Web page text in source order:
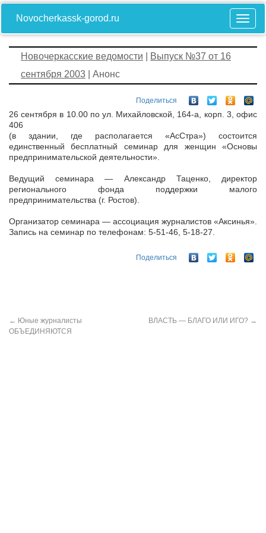
Novocherkassk-gorod.ru
Новочеркасские ведомости
Выпуск №37 от 16
сентября 2003 | Анонс
Поделиться
26 сентября в 10.00 по ул. Михайловской, 164-а, корп. 3, офис
406
(в здании, где располагается «АсСтра») состоится
единственный бесплатный семинар для женщин «Основы
предпринимательской деятельности».
Ведущий семинара — Александр Таценко, директор
регионального фонда поддержки малого
предпринимательства (г. Ростов).
Организатор семинара — ассоциация журналистов «Аксинья».
Запись на семинар по телефонам: 5-51-46, 5-18-27.
Поделиться
← Юные журналисты
ОБЪЕДИНЯЮТСЯ
ВЛАСТЬ — БЛАГО ИЛИ ИГО? →